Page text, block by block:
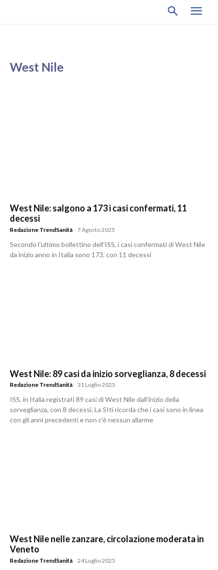
West Nile
West Nile: salgono a 173 i casi confermati, 11
decessi
Redazione TrendSanità - 7 Agosto 2025
Secondo l'ultimo bollettino dell'ISS, i casi confermati di West Nile
da inizio anno in Italia sono 173, con 11 decessi
West Nile: 89 casi da inizio sorveglianza, 8 decessi
Redazione TrendSanità - 31 Luglio 2025
ISS, in Italia registrati 89 casi di West Nile dall'inizio della
sorveglianza, con 8 decessi. La SIti ricorda che i casi sono in linea
con gli anni precedenti e non c'è nessun allarme
West Nile nelle zanzare, circolazione moderata in
Veneto
Redazione TrendSanità - 24 Luglio 2025